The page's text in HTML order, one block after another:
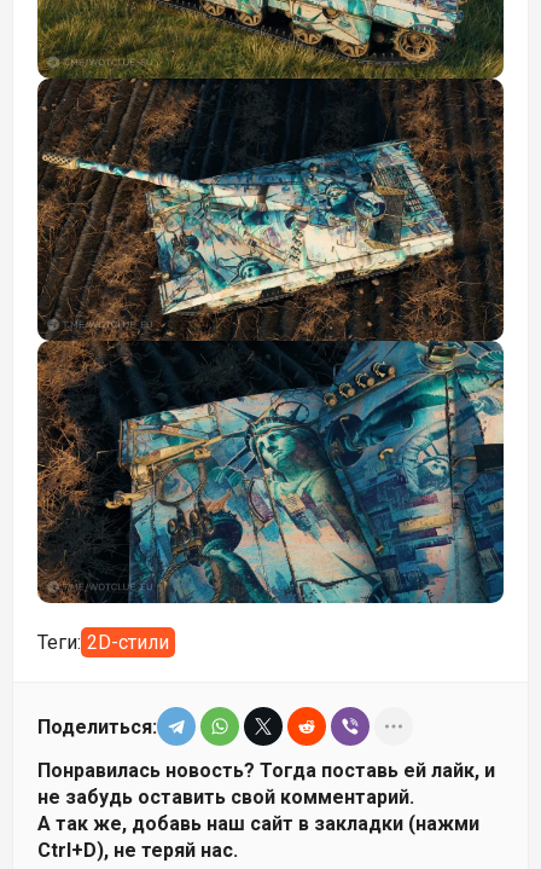
Теги: 2D-стили
Поделиться:
Понравилась новость? Тогда поставь ей лайк, и
не забудь оставить свой комментарий.
А так же, добавь наш сайт в закладки (нажми
Ctrl+D), не теряй нас.